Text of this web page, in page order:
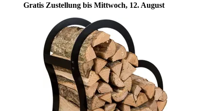
Gratis Zustellung bis Mittwoch, 12. August